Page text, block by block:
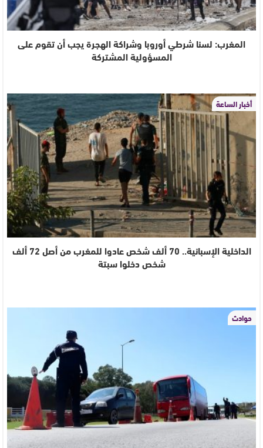
المغرب: لسنا شرطي أوروبا وشراكة الهجرة يجب أن تقوم على
المسؤولية المشتركة
أخبار الساعة
الداخلية الإسبانية.. 70 ألف شخص عادوا للمغرب من أصل 72 ألف
شخص دخلوا سبتة
حوادث